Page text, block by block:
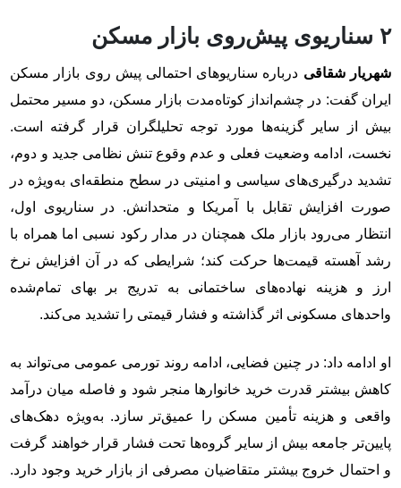
۲ سناریوی پیش‌روی بازار مسکن
شهریار شقاقی درباره سناریوهای احتمالی پیش روی بازار مسکن
ایران گفت: در چشم‌انداز کوتاه‌مدت بازار مسکن، دو مسیر محتمل
بیش از سایر گزینه‌ها مورد توجه تحلیلگران قرار گرفته است.
نخست، ادامه وضعیت فعلی و عدم وقوع تنش نظامی جدید و دوم،
تشدید درگیری‌های سیاسی و امنیتی در سطح منطقه‌ای به‌ویژه در
صورت افزایش تقابل با آمریکا و متحدانش. در سناریوی اول،
انتظار می‌رود بازار ملک همچنان در مدار رکود نسبی اما همراه با
رشد آهسته قیمت‌ها حرکت کند؛ شرایطی که در آن افزایش نرخ
ارز و هزینه نهاده‌های ساختمانی به تدریج بر بهای تمام‌شده
واحدهای مسکونی اثر گذاشته و فشار قیمتی را تشدید می‌کند.
او ادامه داد: در چنین فضایی، ادامه روند تورمی عمومی می‌تواند به
کاهش بیشتر قدرت خرید خانوارها منجر شود و فاصله میان درآمد
واقعی و هزینه تأمین مسکن را عمیق‌تر سازد. به‌ویژه دهک‌های
پایین‌تر جامعه بیش از سایر گروه‌ها تحت فشار قرار خواهند گرفت
و احتمال خروج بیشتر متقاضیان مصرفی از بازار خرید وجود دارد.